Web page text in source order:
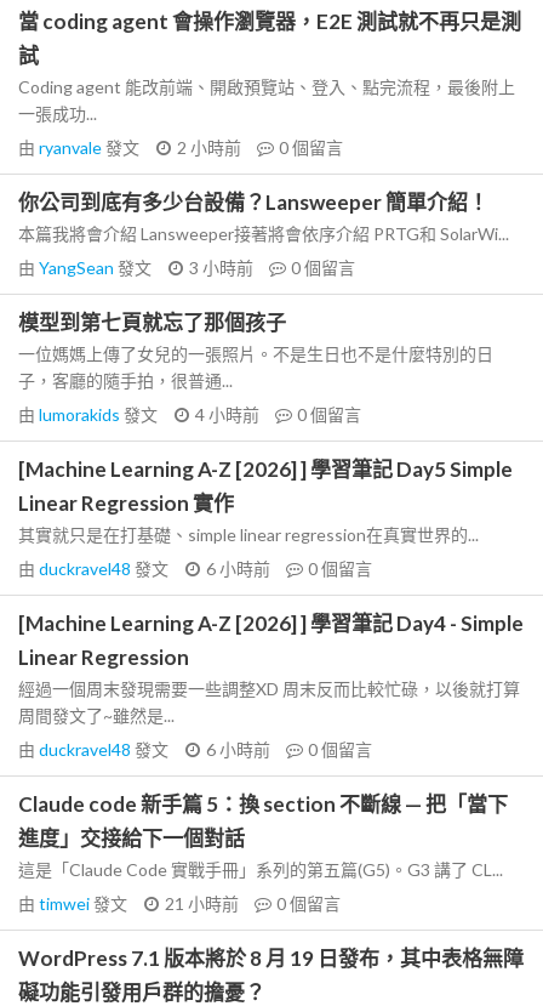
當 coding agent 會操作瀏覽器，E2E 測試就不再只是測
試
Coding agent 能改前端、開啟預覽站、登入、點完流程，最後附上
一張成功...
由 ryanvale發文 2 小時前 0個留言
你公司到底有多少台設備？Lansweeper 簡單介紹！
本篇我將會介紹 Lansweeper接著將會依序介紹 PRTG和 SolarWi...
由 YangSean 發文 3 小時前 0個留言
模型到第七頁就忘了那個孩子
一位媽媽上傳了女兒的一張照片。不是生日也不是什麼特別的日
子，客廳的隨手拍，很普通...
由 lumorakids 發文 4 小時前 0個留言
[Machine Learning A-Z [2026] ] 學習筆記 Day5 Simple
Linear Regression 實作
其實就只是在打基礎、simple linear regression在真實世界的...
由 duckravel48 發文 6 小時前 0個留言
[Machine Learning A-Z [2026] ] 學習筆記 Day4 - Simple
Linear Regression
經過一個周末發現需要一些調整XD 周末反而比較忙碌，以後就打算
周間發文了~雖然是...
由 duckravel48 發文 6 小時前 0個留言
Claude code 新手篇 5：換 section 不斷線 — 把「當下
進度」交接給下一個對話
這是「Claude Code 實戰手冊」系列的第五篇(G5)。G3 講了 CL...
由 timwei發文 21 小時前 0個留言
WordPress 7.1 版本將於 8 月 19 日發布，其中表格無障
礙功能引發用戶群的擔憂？